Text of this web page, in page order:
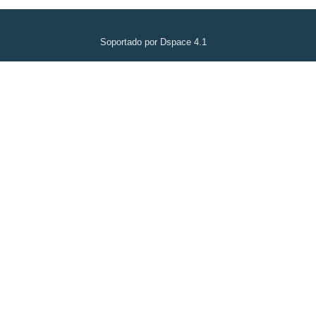
Soportado por Dspace 4.1